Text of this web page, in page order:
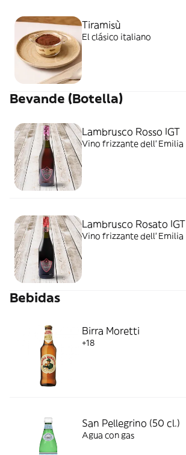
Tiramisù
El clásico italiano
Bevande (Botella)
Lambrusco Rosso IGT
Vino frizzante dell' Emilia
Lambrusco Rosato IGT
Vino frizzante dell' Emilia
Bebidas
Birra Moretti
+18
San Pellegrino (50 cl.)
Agua con gas